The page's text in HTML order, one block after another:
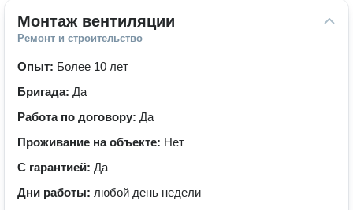
Монтаж вентиляции
Ремонт и строительство
Опыт: Более 10 лет
Бригада: Да
Работа по договору: Да
Проживание на объекте: Нет
С гарантией: Да
Дни работы: любой день недели